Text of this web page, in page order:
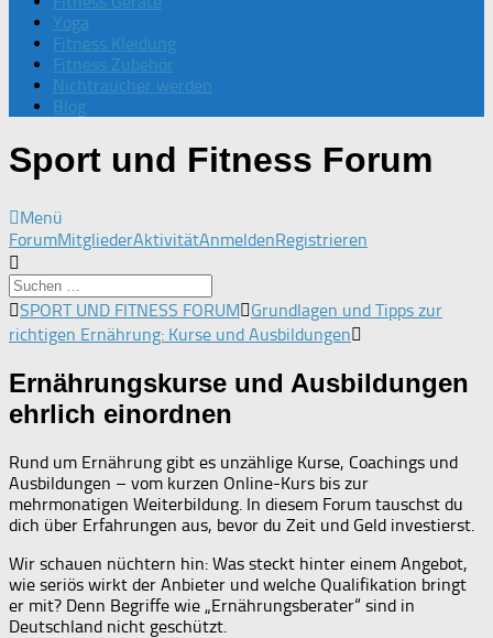
Yoga
Fitness Kleidung
Fitness Zubehör
Nichtraucher werden
Blog
Sport und Fitness Forum
Menü
Forum-
Navigation
ForumMitgliederAktivitätAnmeldenRegistrieren
Forum-
Breadcrumbs
-
Du
bist
hier:
SPORT UND FITNESS FORUM
Grundlagen und Tipps zur
richtigen Ernährung: Kurse und Ausbildungen
Ernährungskurse und Ausbildungen
ehrlich einordnen
Rund um Ernährung gibt es unzählige Kurse, Coachings und
Ausbildungen – vom kurzen Online-Kurs bis zur
mehrmonatigen Weiterbildung. In diesem Forum tauschst du
dich über Erfahrungen aus, bevor du Zeit und Geld investierst.
Wir schauen nüchtern hin: Was steckt hinter einem Angebot,
wie seriös wirkt der Anbieter und welche Qualifikation bringt
er mit? Denn Begriffe wie „Ernährungsberater“ sind in
Deutschland nicht geschützt.